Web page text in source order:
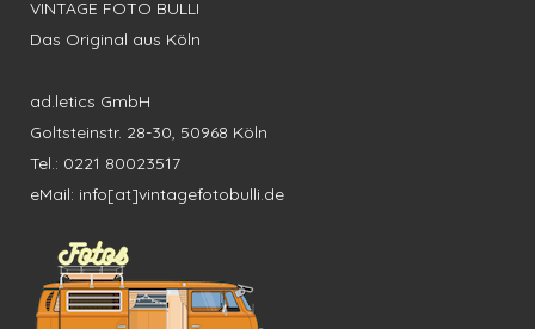
VINTAGE FOTO BULLI
Das Original aus Köln
ad.letics GmbH
Goltsteinstr. 28-30, 50968 Köln
Tel.: 0221 80023517
eMail: info[at]vintagefotobulli.de